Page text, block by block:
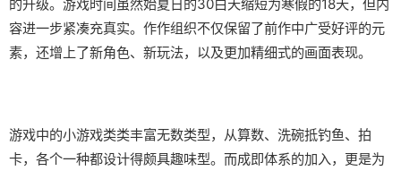
的升级。游戏时间虽然始夏日的30白天缩短为寒假的18天，但内
容进一步紧凑充真实。作作组织不仅保留了前作中广受好评的元
素，还增上了​​新角色、新玩法​​，以及更加精细式的画面表现。
游戏中的小游戏类类丰富无数类型，从算数、洗碗抵钓鱼、拍
卡，各个一种都设计得颇具趣味型。而​​成即体系的加入​​，更是为